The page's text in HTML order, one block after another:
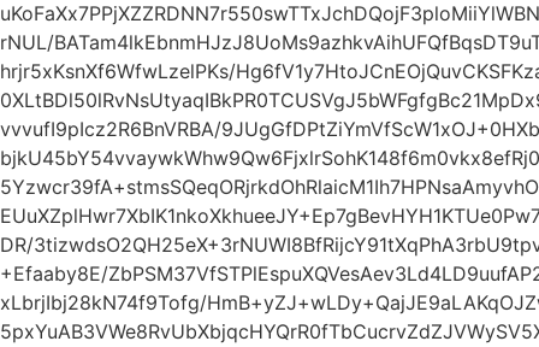
rNUL/
hrjr5xKsnXf6WfwLzelPKs/
vvvufI9pIcz2R6BnVRBA/
DR/
+Efaaby8E/
xLbrjIbj28kN74f9Tofg/